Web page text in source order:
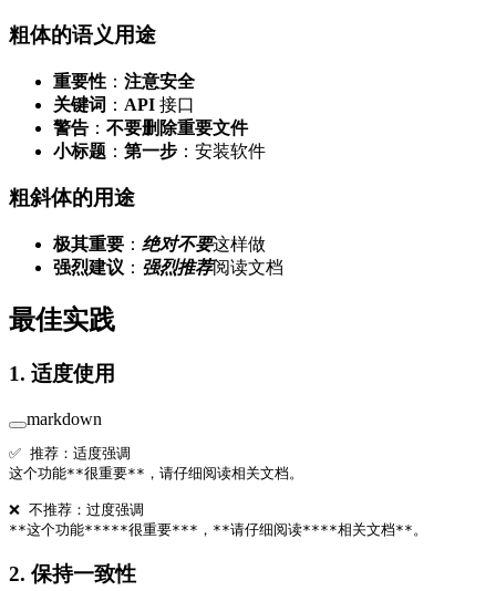
粗体的语义用途
重要性 ： 注意安全
关键词 ： API 接口
警告 ： 不要删除重要文件
小标题 ： 第一步 ：安装软件
粗斜体的用途
极其重要 ： 绝对不要这样做
强烈建议 ： 强烈推荐阅读文档
最佳实践
1. 适度使用
markdown
✅ 推荐：适度强调
这个功能**很重要** ，请仔细阅读相关文档。
❌ 不推荐：过度强调
**这个功能*****很重要*** ， **请仔细阅读****相关文档** 。
2. 保持一致性